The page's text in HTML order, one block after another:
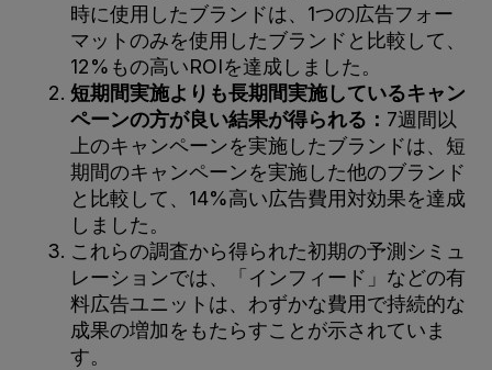
時に使用したブランドは、1つの広告フォー
マットのみを使用したブランドと比較して、
12%もの高いROIを達成しました。
短期間実施よりも長期間実施しているキャン
ペーンの方が良い結果が得られる： 7週間以
上のキャンペーンを実施したブランドは、短
期間のキャンペーンを実施した他のブランド
と比較して、14%高い広告費用対効果を達成
しました。
これらの調査から得られた初期の予測シミュ
レーションでは、「インフィード」などの有
料広告ユニットは、わずかな費用で持続的な
成果の増加をもたらすことが示されていま
す。